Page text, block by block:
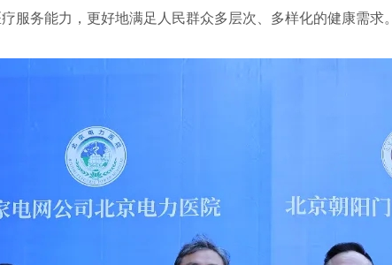
服务能力，更好地满足人民群众多层次、多样化的健康需求。